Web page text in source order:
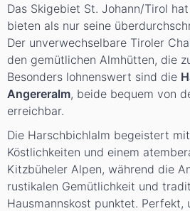
Das Skigebiet St. Johann/Tirol
bieten als nur seine
Der unverwechselbare Tiroler
den gemütlichen Almhütten, die
Besonders lohnenswert sind die
Angereralm, beide bequem von
erreichbar.
Die Harschbichlalm begeistert
Köstlichkeiten und einem
Kitzbüheler Alpen, während die
rustikalen Gemütlichkeit und
Hausmannskost punktet. Perfekt,